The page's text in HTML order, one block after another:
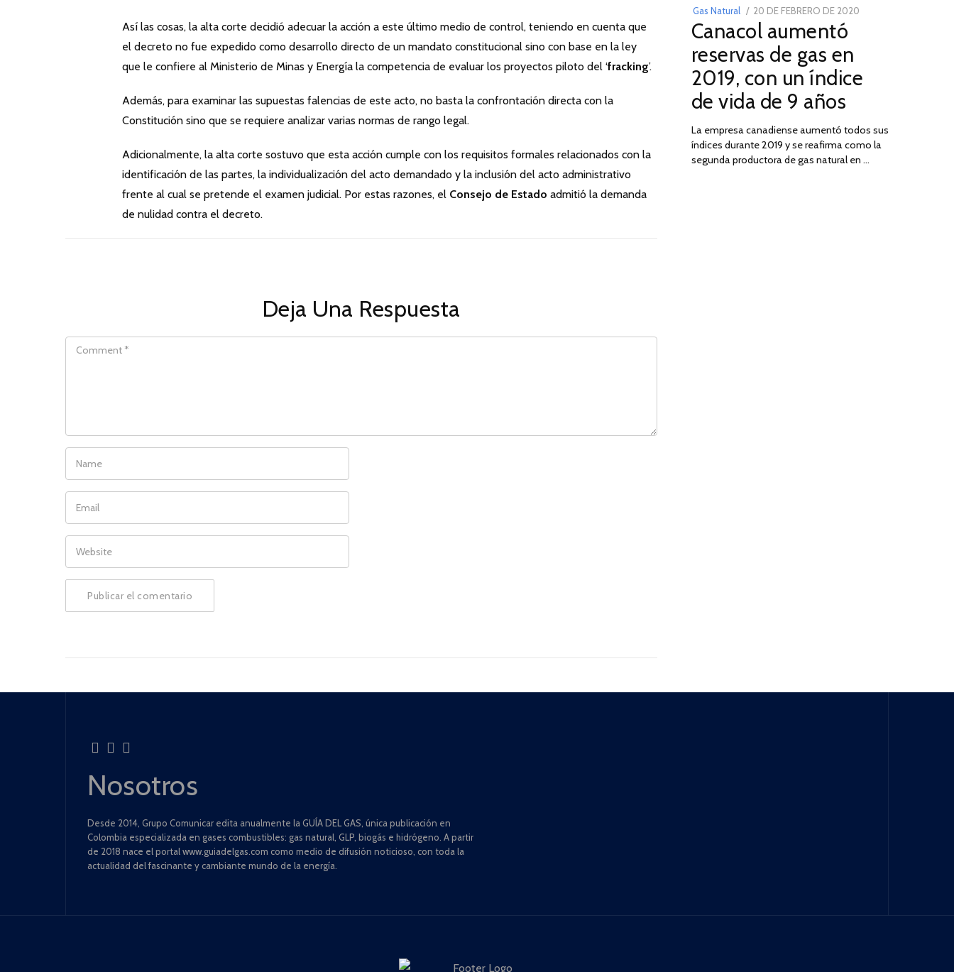
Así las cosas, la alta corte decidió adecuar la acción a este último medio de control, teniendo en cuenta que
el decreto no fue expedido como desarrollo directo de un mandato constitucional sino con base en la ley
que le confiere al Ministerio de Minas y Energía la competencia de evaluar los proyectos piloto del ‘fracking’.
Además, para examinar las supuestas falencias de este acto, no basta la confrontación directa con la
Constitución sino que se requiere analizar varias normas de rango legal.
Adicionalmente, la alta corte sostuvo que esta acción cumple con los requisitos formales relacionados con la
identificación de las partes, la individualización del acto demandado y la inclusión del acto administrativo
frente al cual se pretende el examen judicial. Por estas razones, el Consejo de Estado admitió la demanda
de nulidad contra el decreto.
Deja Una Respuesta
COMMENT
NAME
EMAIL
WEBSITE
Gas Natural
POSTED
ON
20 DE FEBRERO DE 2020
2025
Canacol aumentó
reservas de gas en
2019, con un índice
de vida de 9 años
La empresa canadiense aumentó todos sus
índices durante 2019 y se reafirma como la
segunda productora de gas natural en …
Nosotros
Desde 2014, Grupo Comunicar edita anualmente la GUÍA DEL GAS, única publicación en
Colombia especializada en gases combustibles: gas natural, GLP, biogás e hidrógeno. A partir
de 2018 nace el portal www.guiadelgas.com como medio de difusión noticioso, con toda la
actualidad del fascinante y cambiante mundo de la energía.